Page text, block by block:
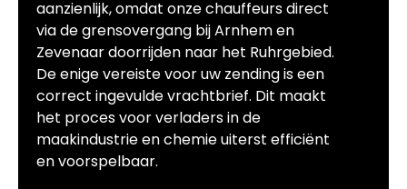
aanzienlijk, omdat onze chauffeurs direct
via de grensovergang bij Arnhem en
Zevenaar doorrijden naar het Ruhrgebied.
De enige vereiste voor uw zending is een
correct ingevulde vrachtbrief. Dit maakt
het proces voor verladers in de
maakindustrie en chemie uiterst efficiënt
en voorspelbaar.